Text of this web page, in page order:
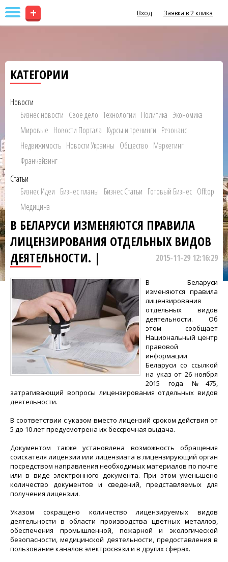
+ Вход Заявка в 2 клика
КАТЕГОРИИ
Новости
Бизнес новости Свое дело Технологии Политика Экономика
Мировые Новости Портала Курсы и тренинги Резонанс
Недвижимость Новости Украины Общество Маркетинг
Франчайзинг
Статьи
Бизнес Идеи Бизнес планы Бизнес Статьи Готовый Бизнес Offtop
Медицина
В БЕЛАРУСИ ИЗМЕНЯЮТСЯ ПРАВИЛА
ЛИЦЕНЗИРОВАНИЯ ОТДЕЛЬНЫХ ВИДОВ
ДЕЯТЕЛЬНОСТИ. |
2015-11-29 12:16:29
В Беларуси
изменяются правила
лицензирования
отдельных видов
деятельности. Об
этом сообщает
Национальный центр
правовой
информации
Беларуси со ссылкой
на указ от 26 ноября
2015 года №475,
затрагивающий вопросы лицензирования отдельных видов
деятельности.
В соответствии с указом вместо лицензий сроком действия от
5 до 10 лет предусмотрена их бессрочная выдача.
Документом также установлена возможность обращения
соискателя лицензии или лицензиата в лицензирующий орган
посредством направления необходимых материалов по почте
или в виде электронного документа. При этом уменьшено
количество документов и сведений, представляемых для
получения лицензии.
Указом сокращено количество лицензируемых видов
деятельности в области производства цветных металлов,
обеспечения промышленной, пожарной и экологической
безопасности, медицинской деятельности, предоставления в
пользование каналов электросвязи и в других сферах.